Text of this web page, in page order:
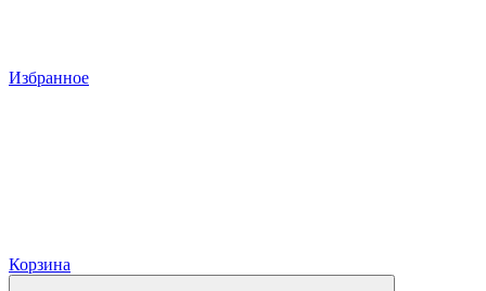
Избранное
Корзина